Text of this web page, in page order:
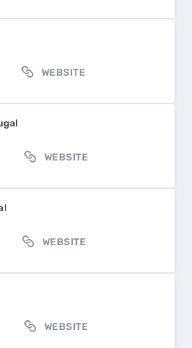
WEBSITE
WEBSITE
WEBSITE
WEBSITE